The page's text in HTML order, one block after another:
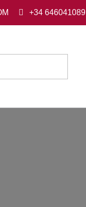
+34 646041089